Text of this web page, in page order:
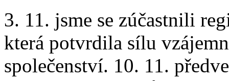
3. 11. jsme se zúčastnili
která potvrdila sílu
společenství. 10. 11.